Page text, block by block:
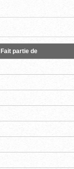
Fait partie de